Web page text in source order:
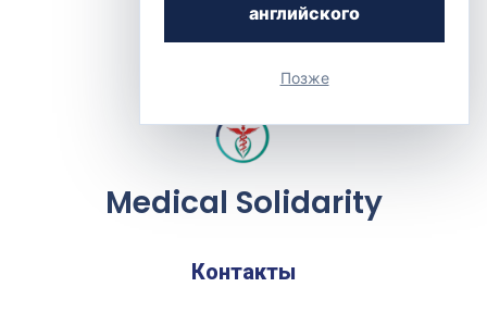
английского
Позже
Medical Solidarity
Контакты